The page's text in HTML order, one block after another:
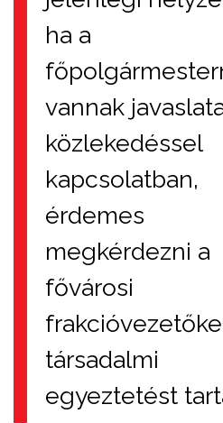
ha a
vannak
közlekedéssel
kapcsolatban,
érdemes
megkérdezni a
fővárosi
társadalmi
egyeztetést